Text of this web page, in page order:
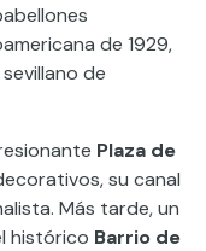
de 1929,
de
Plaza de
su canal
Más tarde, un
histórico Barrio de